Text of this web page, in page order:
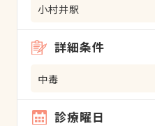
小村井駅
詳細条件
中毒
診療曜日